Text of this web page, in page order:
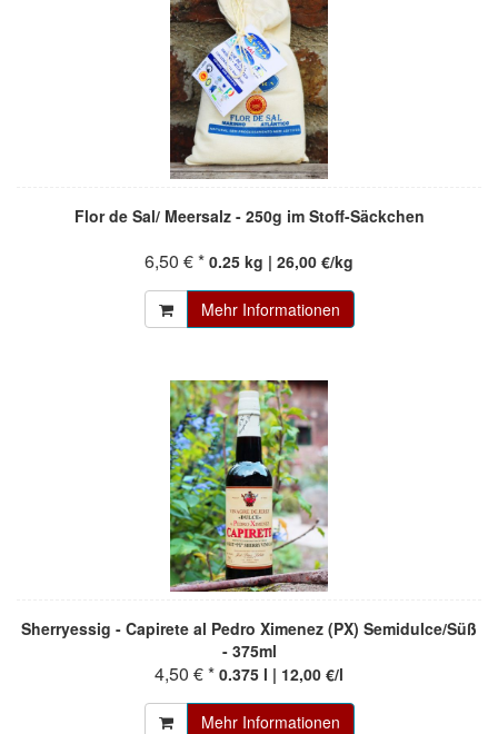
Flor de Sal/ Meersalz - 250g im Stoff-Säckchen
6,50 € * 0.25 kg | 26,00 €/kg
Mehr Informationen
Sherryessig - Capirete al Pedro Ximenez (PX) Semidulce/Süß
- 375ml
4,50 € * 0.375 l | 12,00 €/l
Mehr Informationen